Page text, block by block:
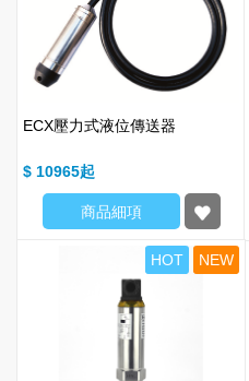
ECX壓力式液位傳送器
$ 10965
商品細項
HOT NEW